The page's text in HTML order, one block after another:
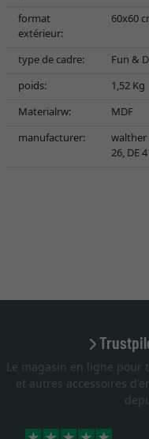
format
extérieur:
60x60
type de cadre:
Fun &
poids:
1,52 Kg
Materialrw:
MDF
manufacturer:
walther
26, DE
Le magasin en ligne pour
et autres accessoires